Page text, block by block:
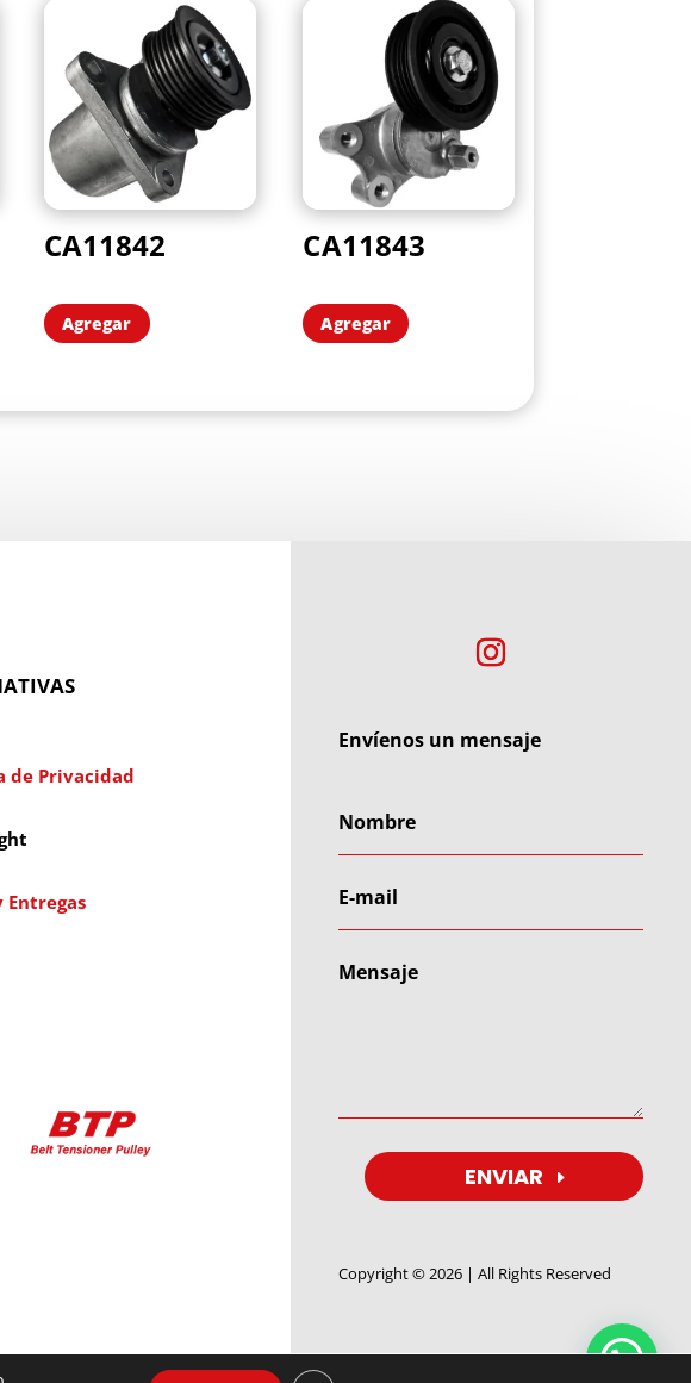
CA11842
Agregar
CA11843
Agregar
de Privacidad
Entregas
Envíenos un mensaje
ENVIAR
Copyright © 2026 | All Rights Reserved